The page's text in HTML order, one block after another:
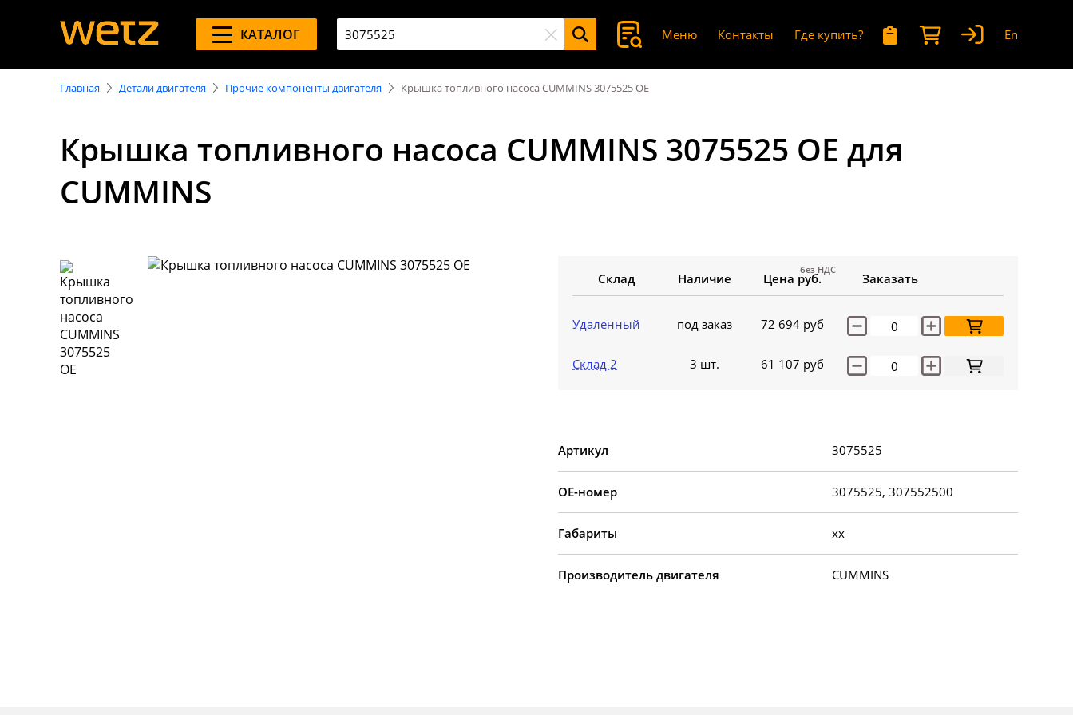
КАТАЛОГ Меню Контакты Где купить? En
Главная Детали двигателя Прочие компоненты двигателя Крышка топливного насоса CUMMINS 3075525 OE
Крышка топливного насоса CUMMINS 3075525 OE для
CUMMINS
Склад Наличие Цена руб.
без НДС
Заказать
Удаленный под заказ 72 694 руб
Склад 2 3 шт. 61 107 руб
Артикул 3075525
OE-номер 3075525, 307552500
Габариты xx
Производитель двигателя CUMMINS